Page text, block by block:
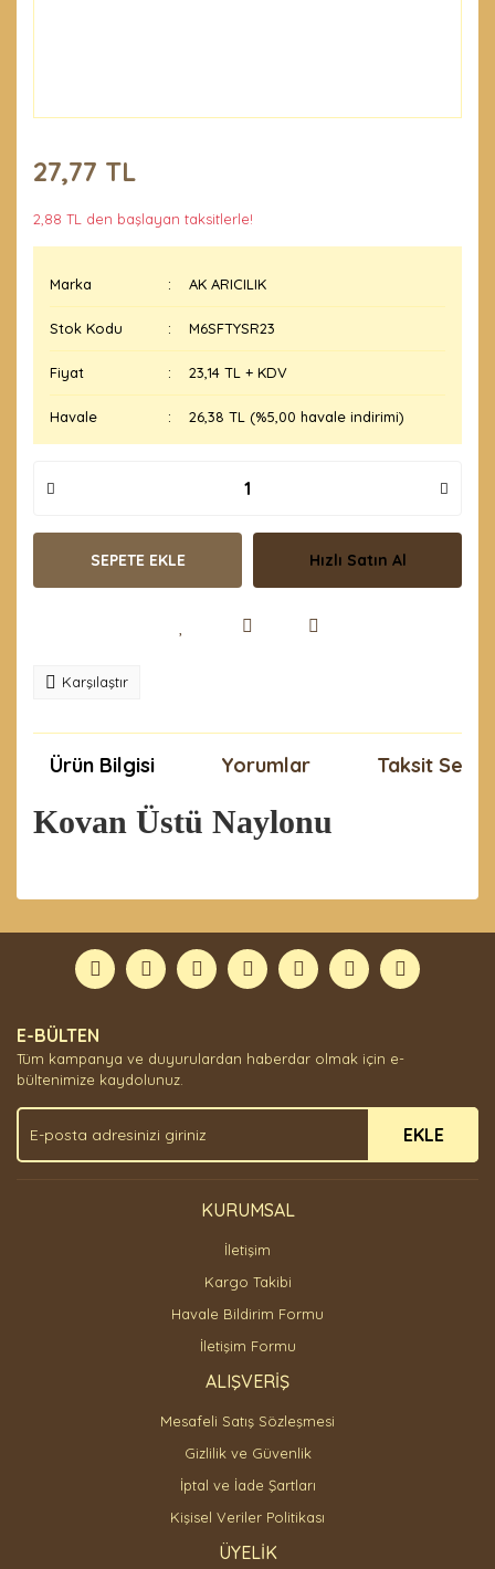
27,77 TL
2,88 TL den başlayan taksitlerle!
Marka AK ARICILIK
Stok Kodu M6SFTYSR23
Fiyat 23,14 TL + KDV
Havale 26,38 TL (%5,00 havale indirimi)
SEPETE EKLE Hızlı Satın Al
Karşılaştır
Ürün Bilgisi Yorumlar Taksit
Kovan Üstü Naylonu
Yorum Yaz
formunu kullanarak tarafımıza iletebilirsiniz.
Görüş ve önerileriniz için teşekkür ederiz.
Ürün açıklamasında eksik bilgiler bulunuyor.
Ürün bilgilerinde hatalar bulunuyor.
Ürün fiyatı diğer sitelerden daha pahalı.
Bu ürüne benzer farklı alternatifler olmalı.
Gönder
E-BÜLTEN
Tüm kampanya ve duyurulardan haberdar olmak için e-
bültenimize kaydolunuz.
EKLE
KURUMSAL
İletişim
Kargo Takibi
Havale Bildirim Formu
İletişim Formu
ALIŞVERİŞ
Mesafeli Satış Sözleşmesi
Gizlilik ve Güvenlik
İptal ve İade Şartları
Kişisel Veriler Politikası
ÜYELİK